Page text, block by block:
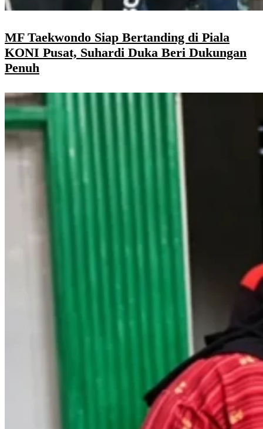
MF Taekwondo Siap Bertanding di Piala
KONI Pusat, Suhardi Duka Beri Dukungan
Penuh